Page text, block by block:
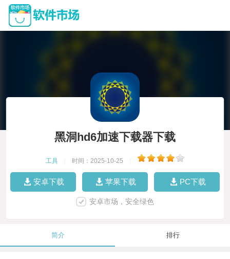
黑洞hd6加速下载器下载
工具 时间：2025-10-25
安卓下载 苹果下载 PC下载
安卓市场，安全绿色
简介 排行